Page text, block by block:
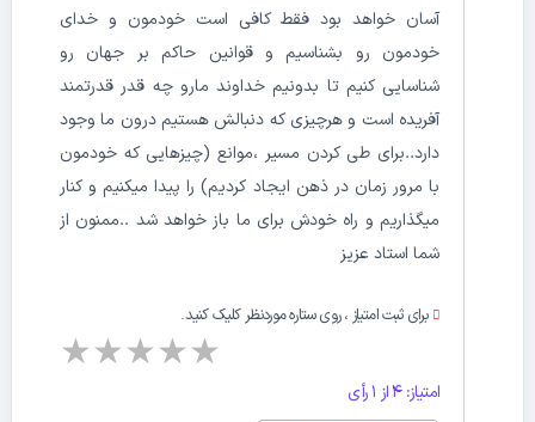
آسان خواهد بود فقط کافی است خودمون و خدای
خودمون رو بشناسیم و قوانین حاکم بر جهان رو
شناسایی کنیم تا بدونیم خداوند مارو چه قدر قدرتمند
آفریده است و هرچیزی که دنبالش هستیم‌ درون ما وجود
دارد..برای طی کردن مسیر ،موانع (چیزهایی که خودمون
با مرور زمان در ذهن ایجاد کردیم) را پیدا میکنیم و کنار
میگذاریم و راه خودش برای ما باز خواهد شد ..ممنون از
شما استاد عزیز
برای ثبت امتیاز ، روی ستاره موردنظر کلیک کنید.
★★★★★
امتیاز: 4 از 1 رأی